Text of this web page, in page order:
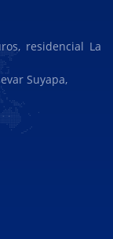
residencial La
Suyapa,